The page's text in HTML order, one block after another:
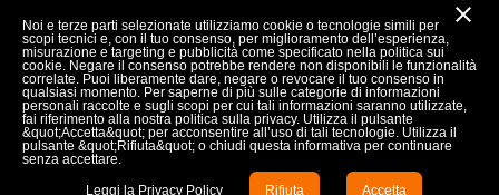
LA NOSTRA AZIENDA 
IL TUO ACCOUNT
INFORMAZIONI NEGOZIO keyboard_arrow_down
close
Noi e terze parti selezionate utilizziamo cookie o tecnologie simili per
scopi tecnici e, con il tuo consenso, per miglioramento dell’esperienza,
misurazione e targeting e pubblicità come specificato nella politica sui
cookie. Negare il consenso potrebbe rendere non disponibili le funzionalità
correlate. Puoi liberamente dare, negare o revocare il tuo consenso in
qualsiasi momento. Per saperne di più sulle categorie di informazioni
personali raccolte e sugli scopi per cui tali informazioni saranno utilizzate,
fai riferimento alla nostra politica sulla privacy. Utilizza il pulsante
&quot;Accetta&quot; per acconsentire all’uso di tali tecnologie. Utilizza il
pulsante &quot;Rifiuta&quot; o chiudi questa informativa per continuare
senza accettare.
Leggi la Privacy Policy
Rifiuta Accetta